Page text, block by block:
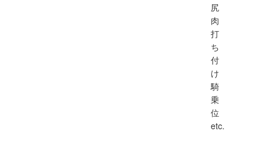
尻
肉
打
ち
付
け
騎
乗
位
etc.